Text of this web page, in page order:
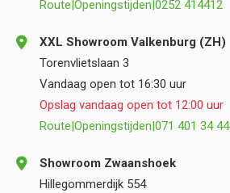
Route Openingstijden 0252 414412
XXL Showroom Valkenburg (ZH)
Torenvlietslaan 3
Vandaag open tot 16:30 uur
Opslag vandaag open tot 12:00 uur
Route Openingstijden 071 401 34 44
Showroom Zwaanshoek
Hillegommerdijk 554